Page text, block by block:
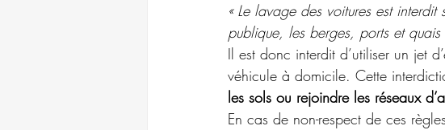
« Le lavage des voitures est
publique, les berges, ports et
Il est donc interdit d’utiliser un jet
véhicule à domicile. Cette
les sols ou rejoindre les réseaux
En cas de non-respect de ces